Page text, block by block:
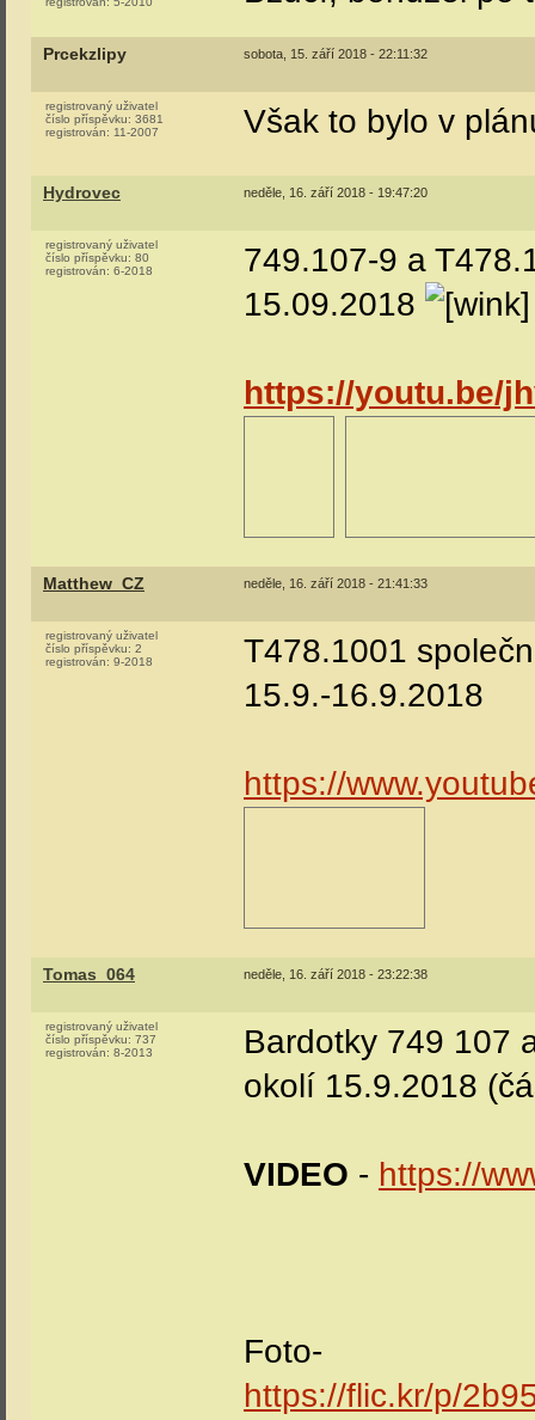
Prcekzlipy sobota, 15. září 2018 - 22:11:32
registrovaný uživatel
číslo příspěvku: 3681
registrován: 11-2007 Však to bylo v
Hydrovec neděle, 16. září 2018 - 19:47:20
registrovaný uživatel
číslo příspěvku: 80
registrován: 6-2018
749.107-9 a
15.09.2018
https://youtu.be/
Matthew_CZ neděle, 16. září 2018 - 21:41:33
registrovaný uživatel
číslo příspěvku: 2
registrován: 9-2018
T478.1001
15.9.-16.9.2018
https://
Tomas_064 neděle, 16. září 2018 - 23:22:38
registrovaný uživatel
číslo příspěvku: 737
registrován: 8-2013
Bardotky 749 107
okolí 15.9.2018
VIDEO - https://
Foto-
https://flic.kr/p/